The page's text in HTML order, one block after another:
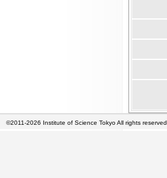
©2011-2026 Institute of Science Tokyo All rights reserved.